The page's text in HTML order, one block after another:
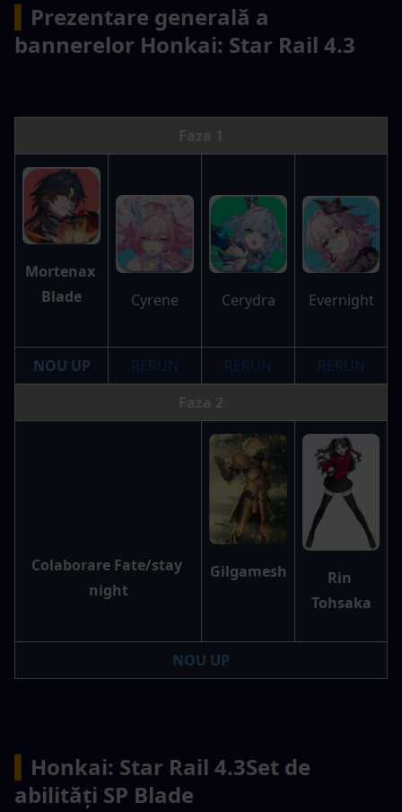
Prezentare generală a
bannerelor Honkai: Star Rail 4.3
Mortenax
Blade
Cyrene Cerydra Evernight
NOU UP RERUN RERUN
RERUN
Colaborare Fate/stay
night
Gilgamesh
Rin
Tohsaka
NOU UP
Honkai: Star Rail 4.3Set de
abilități SP Blade